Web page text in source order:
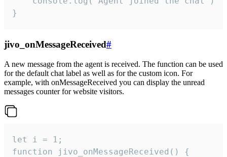
}
jivo_onMessageReceived#
A new message from the agent is received. The function can be used
for the default chat label as well as for the custom icon. For
example, with onMessageReceived you can display the unread
messages counter for website visitors.
let i = 1;
function jivo_onMessageReceived() {